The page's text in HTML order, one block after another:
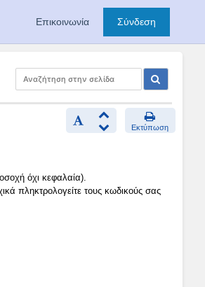
Επικοινωνία Σύνδεση
Εκτύπωση
όχι κεφαλαία).
πληκτρολογείτε τους κωδικούς σας